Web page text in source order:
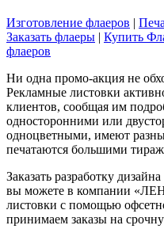
Изготовление флаеров |
Заказать флаеры | Купить
флаеров
Ни одна промо-акция не
Рекламные листовки
клиентов, сообщая им
односторонними или
одноцветными, имеют
печатаются большими
Заказать разработку
вы можете в компании
листовки с помощью
принимаем заказы на